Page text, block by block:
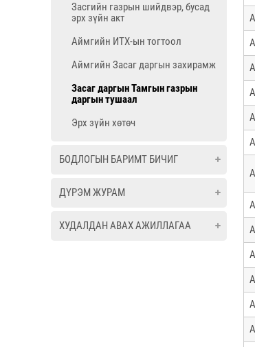
Засгийн газрын шийдвэр, бусад
эрх зүйн акт
Аймгийн ИТХ-ын тогтоол
Аймгийн Засаг даргын захирамж
Засаг даргын Тамгын газрын
даргын тушаал
Эрх зүйн хөтөч
БОДЛОГЫН БАРИМТ БИЧИГ
ДҮРЭМ ЖУРАМ
ХУДАЛДАН АВАХ АЖИЛЛАГАА